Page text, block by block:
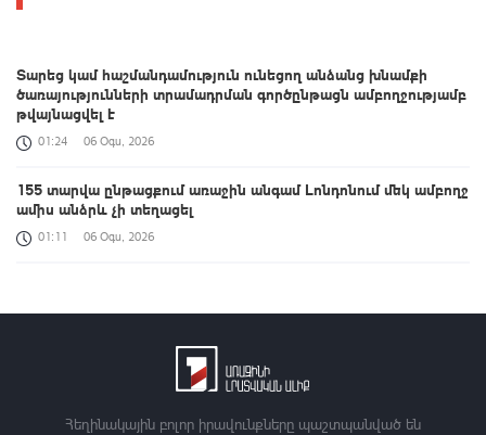
Տարեց կամ հաշմանդամություն ունեցող անձանց խնամքի
ծառայությունների տրամադրման գործընթացն ամբողջությամբ
թվայնացվել է
01:24 06 Օգս, 2026
155 տարվա ընթացքում առաջին անգամ Լոնդոնում մեկ ամբողջ
ամիս անձրև չի տեղացել
01:11 06 Օգս, 2026
Եվրոպայի մայրաքաղաքները գրանցում են շոգի նոր ռեկորդներ
Հեղինակային բոլոր իրավունքները պաշտպանված են